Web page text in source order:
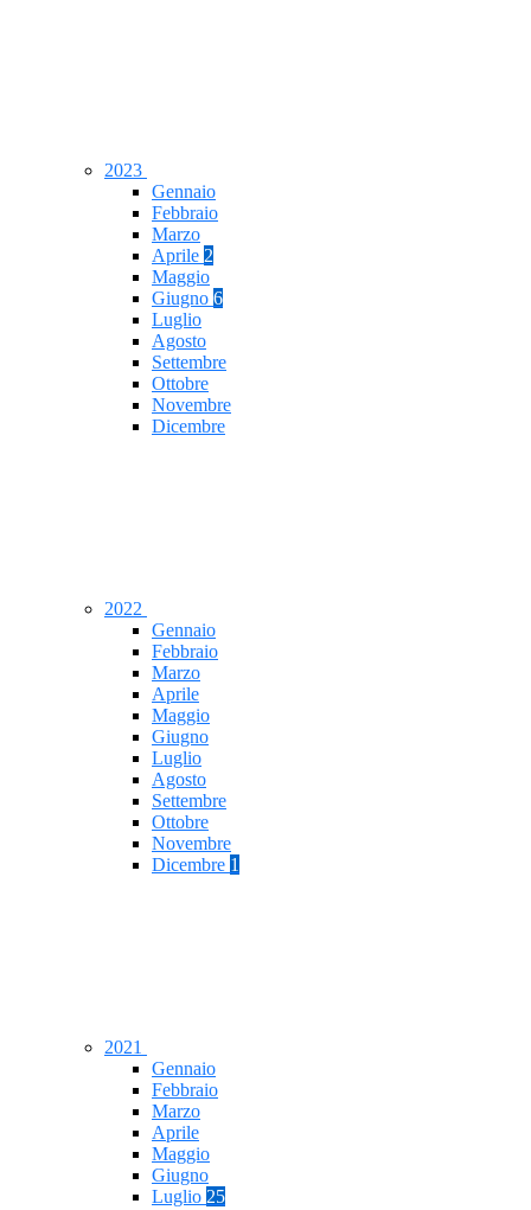
2023
Gennaio
Febbraio
Marzo
Aprile 2
Maggio
Giugno 6
Luglio
Agosto
Settembre
Ottobre
Novembre
Dicembre
2022
Gennaio
Febbraio
Marzo
Aprile
Maggio
Giugno
Luglio
Agosto
Settembre
Ottobre
Novembre
Dicembre 1
2021
Gennaio
Febbraio
Marzo
Aprile
Maggio
Giugno
Luglio 25